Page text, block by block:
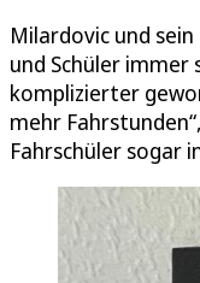
Milardovic und
und Schüler immer
komplizierter
mehr
Fahrschüler sogar